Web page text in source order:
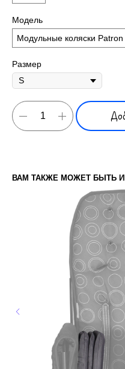
Модель
Модульные коляски Patron
Размер
ВАМ ТАКЖЕ МОЖЕТ БЫТЬ